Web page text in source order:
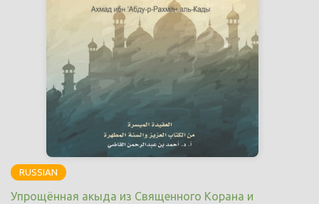
RUSSIAN
Упрощённая акыда из Священного Корана и